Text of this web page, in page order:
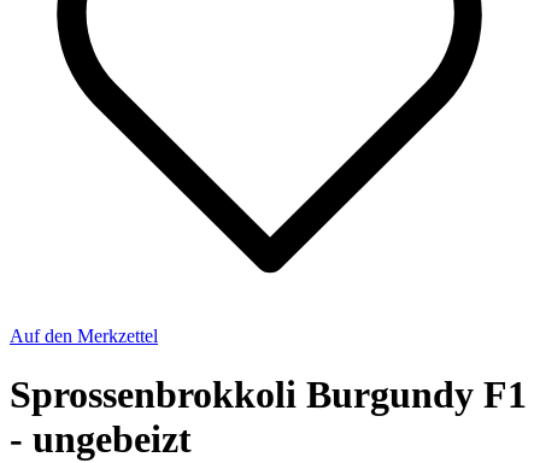
Auf den Merkzettel
Sprossenbrokkoli Burgundy F1
- ungebeizt